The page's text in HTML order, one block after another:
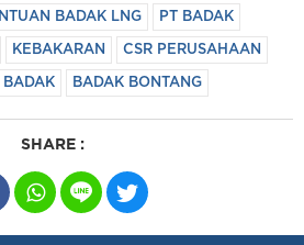
BADAK LNG PT BADAK
KEBAKARAN CSR PERUSAHAAN
BADAK BADAK BONTANG
SHARE :